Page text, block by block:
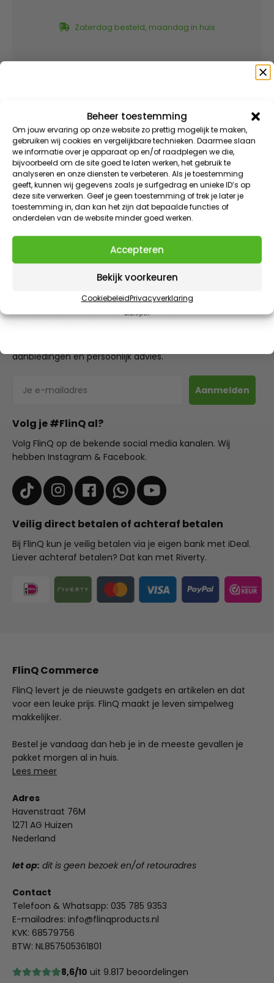
Beheer toestemming
Om jouw ervaring op onze website zo prettig mogelijk te maken,
gebruiken wij cookies en vergelijkbare technieken. Daarmee slaan
we informatie over je apparaat op en/of raadplegen we die,
bijvoorbeeld om de site goed te laten werken, het gebruik te
analyseren en onze diensten te verbeteren. Als je toestemming
geeft, kunnen wij gegevens zoals je surfgedrag en unieke ID’s op
deze site verwerken. Geef je geen toestemming of trek je later je
toestemming in, dan kan het zijn dat bepaalde functies of
onderdelen van de website minder goed werken.
Accepteren
Bekijk voorkeuren
CookiebeleidPrivacyverklaring
Zaterdag besteld, maandag in huis
BESCHRIJVING
EXTRA INFORMATIE
BEOORDELINGEN (1)
DOWNLOADS
RESERVE ONDERDELEN
10% korting op je volgende aankoop
aanbiedingen en persoonlijk advies.
Aanmelden
Volg je #FlinQ al?
Volg FlinQ op de bekende social media kanalen. Wij
hebben Instagram & Facebook.
Veilig direct betalen of achteraf betalen
Bij FlinQ kun je veilig betalen via je eigen bank met iDeal.
Liever achteraf betalen? Dat kan met Riverty.
FlinQ Commerce
FlinQ levert je de nieuwste gadgets en artikelen en dat
voor een leuke prijs. FlinQ maakt je leven simpelweg
makkelijker.
Bestel je vandaag dan heb je in de meeste gevallen je
pakket morgen al in huis.
Lees meer
Adres
Havenstraat 76M
1271 AG Huizen
Nederland
let op: dit is geen bezoek en/of retouradres
Contact
Telefoon & Whatsapp: 035 785 9353
E-mailadres: info@flinqproducts.nl
KVK: 68579756
BTW: NL857505361B01
8,6/10 uit 9.817 beoordelingen
Speciaal voor jou
Meld je aan voor onze nieuwsbrief en ontvang direct
10% kortingop je eerste bestelling
VIP KORTINGEN | EXCLUSIEVE TOEGANG | NIEUWE PRODUCTEN
E-mailadres
Claim 10% korting
AANBOD EINDIGT IN
Countdown ends in:
101:: 51
51
Door dit formulier in te vullen meld je je aan voor onze e-mails. Je kunt je op ieder moment weer
uitschrijven.